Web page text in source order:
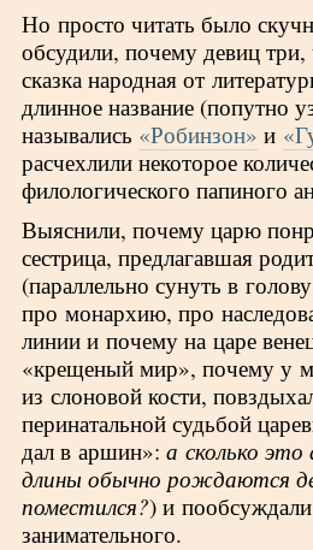
Но просто читать было
обсудили, почему девиц три,
сказка народная от
длинное название (попутно
назывались «Робинзон» и
расчехлили некоторое
филологического папиного
Выяснили, почему царю
сестрица, предлагавшая
(параллельно сунуть в
про монархию, про
линии и почему на царе
«крещеный мир», почему у
из слоновой кости,
перинатальной судьбой
дал в аршин»: а сколько
длины обычно рождаются
поместился?) и
занимательного.